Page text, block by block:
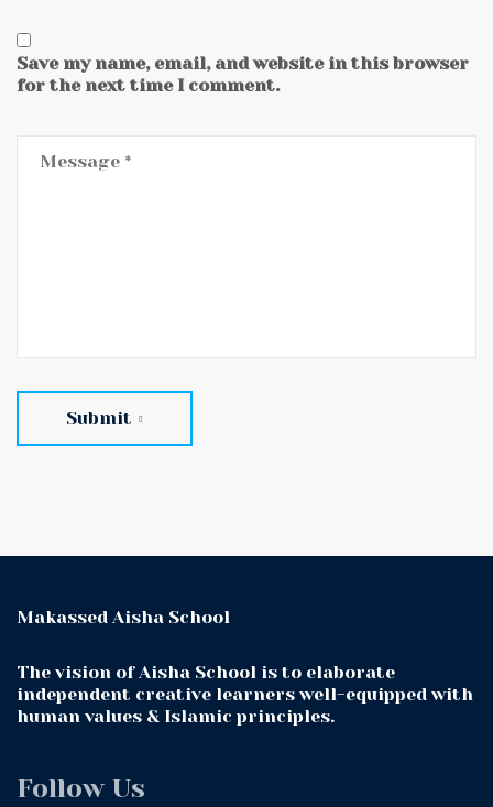
Save my name, email, and website in this browser
for the next time I comment.
Submit
Makassed Aisha School
The vision of Aisha School is to elaborate
independent creative learners well-equipped with
human values & Islamic principles.
Follow Us